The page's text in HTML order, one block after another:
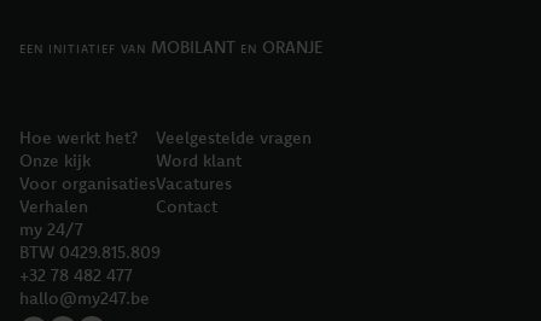
EEN INITIATIEF VAN MOBILANT EN ORANJE
Hoe werkt het?
Onze kijk
Voor organisaties
Verhalen
Veelgestelde vragen
Word klant
Vacatures
Contact
my 24/7
BTW 0429.815.809
+32 78 482 477
hallo@my247.be